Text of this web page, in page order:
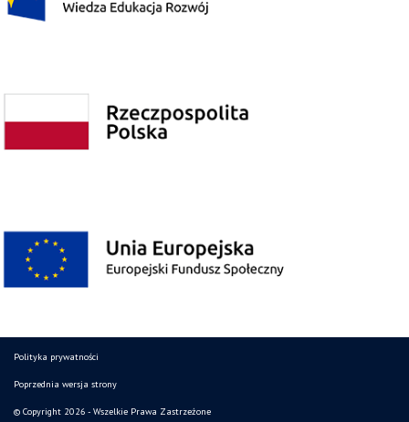
Polityka prywatności
Poprzednia wersja strony
© Copyright 2026 - Wszelkie Prawa Zastrzeżone